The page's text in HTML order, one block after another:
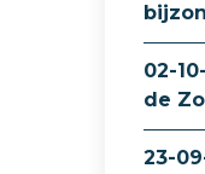
02-
de
23-